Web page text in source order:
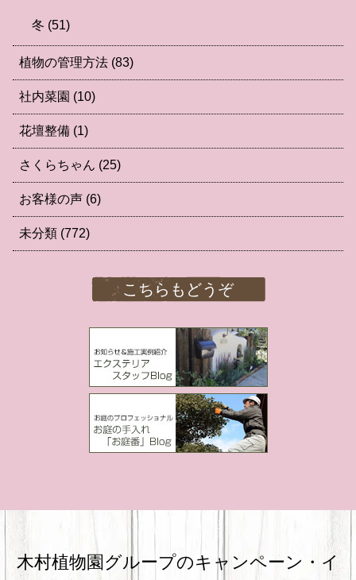
冬 (51)
植物の管理方法 (83)
社内菜園 (10)
花壇整備 (1)
さくらちゃん (25)
お客様の声 (6)
未分類 (772)
こちらもどうぞ
木村植物園グループのキャンペーン・ イ